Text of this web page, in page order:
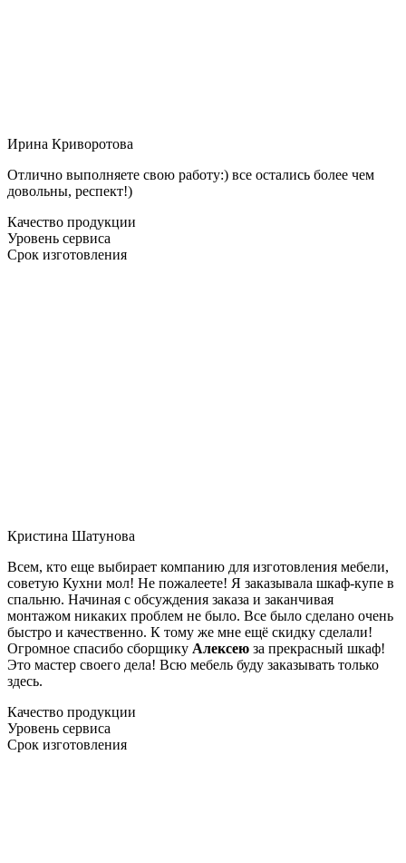
Ирина Криворотова
Отлично выполняете свою работу:) все остались более чем
довольны, респект!)
Качество продукции
Уровень сервиса
Срок изготовления
Кристина Шатунова
Всем, кто еще выбирает компанию для изготовления мебели,
советую Кухни мол! Не пожалеете! Я заказывала шкаф-купе в
спальню. Начиная с обсуждения заказа и заканчивая
монтажом никаких проблем не было. Все было сделано очень
быстро и качественно. К тому же мне ещё скидку сделали!
Огромное спасибо сборщику Алексею за прекрасный шкаф!
Это мастер своего дела! Всю мебель буду заказывать только
здесь.
Качество продукции
Уровень сервиса
Срок изготовления